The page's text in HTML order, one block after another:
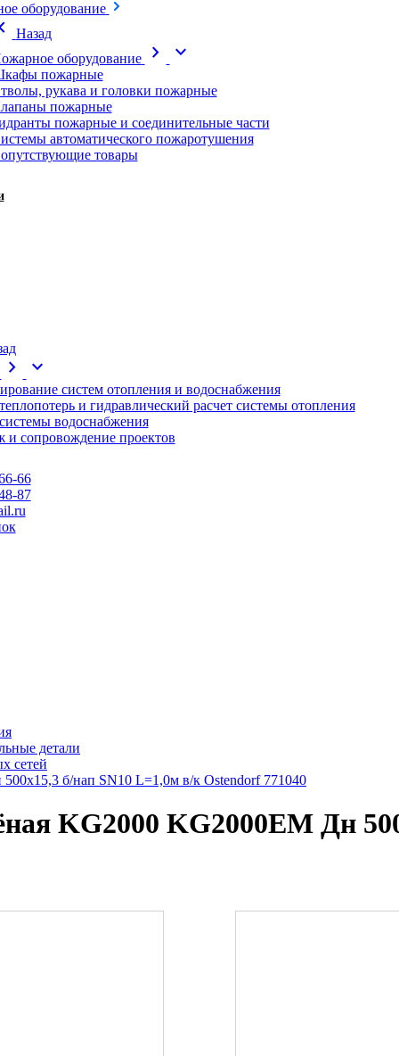
оборудование
Назад
оборудование
chevron_right expand_more
пожарные
рукава и головки пожарные
пожарные
пожарные и соединительные части
автоматического пожаротушения
товары
chevron_right expand_more
систем отопления и водоснабжения
и гидравлический расчет системы отопления
водоснабжения
и сопровождение проектов
66
87
детали
сетей
б/нап SN10 L=1,0м в/к Ostendorf 771040
KG2000 KG2000EM Дн